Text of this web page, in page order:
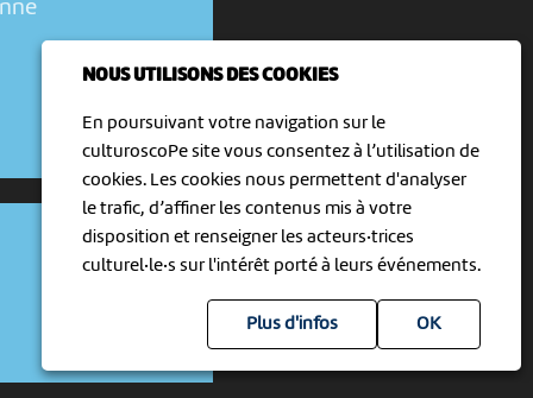
NOUS UTILISONS DES COOKIES
En poursuivant votre navigation sur le
culturoscoPe site vous consentez à l’utilisation de
cookies. Les cookies nous permettent d'analyser
le trafic, d’affiner les contenus mis à votre
disposition et renseigner les acteurs·trices
culturel·le·s sur l'intérêt porté à leurs événements.
Plus d'infos